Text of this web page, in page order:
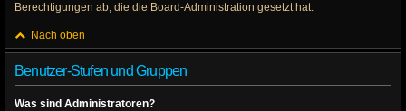
Berechtigungen ab, die die Board-Administration gesetzt hat.
Nach oben
Benutzer-Stufen und Gruppen
Was sind Administratoren?